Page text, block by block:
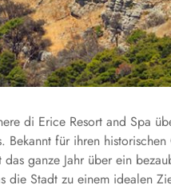
di Erice Resort and Spa
für ihren
ganze Jahr über ein
Stadt zu einem idealen